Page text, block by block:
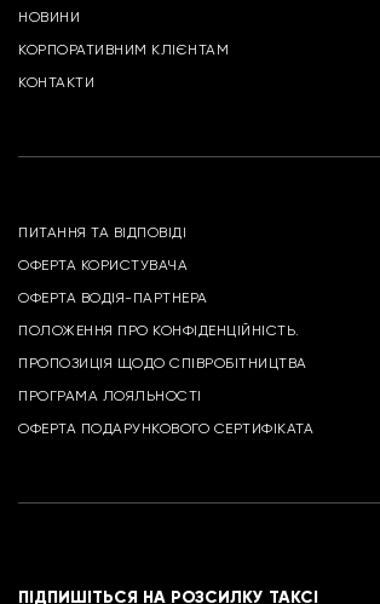
НОВИНИ
КОРПОРАТИВНИМ КЛІЄНТАМ
КОНТАКТИ
ПИТАННЯ ТА ВІДПОВІДІ
ОФЕРТА КОРИСТУВАЧА
ОФЕРТА ВОДІЯ-ПАРТНЕРА
ПОЛОЖЕННЯ ПРО КОНФІДЕНЦІЙНІСТЬ.
ПРОПОЗИЦІЯ ЩОДО СПІВРОБІТНИЦТВА
ПРОГРАМА ЛОЯЛЬНОСТІ
ОФЕРТА ПОДАРУНКОВОГО СЕРТИФІКАТА
ПІДПИШІТЬСЯ НА РОЗСИЛКУ ТАКСІ